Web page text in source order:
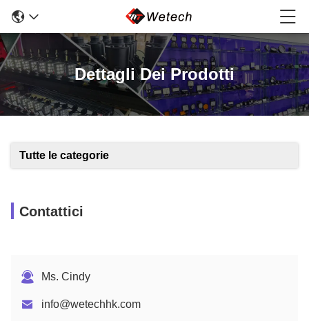
Dettagli Dei Prodotti
Tutte le categorie
Contattici
Ms. Cindy
info@wetechhk.com